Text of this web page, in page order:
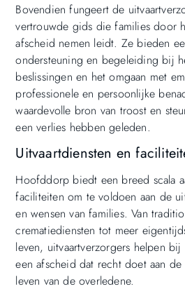
Bovendien fungeert de
vertrouwde gids die families door
afscheid nemen leidt. Ze bieden
ondersteuning en begeleiding bij
beslissingen en het omgaan met
professionele en persoonlijke
waardevolle bron van troost en
een verlies hebben geleden.
Uitvaartdiensten en
Hoofddorp biedt een breed scala
faciliteiten om te voldoen aan de
en wensen van families. Van
crematiediensten tot meer
leven, uitvaartverzorgers helpen bij
een afscheid dat recht doet aan
leven van de overledene.